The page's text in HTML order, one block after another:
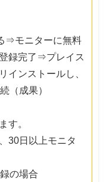
⇒モニターに無料
録完了⇒プレイス
インストールし、
（成果）
す。
30日以上モニタ
の場合